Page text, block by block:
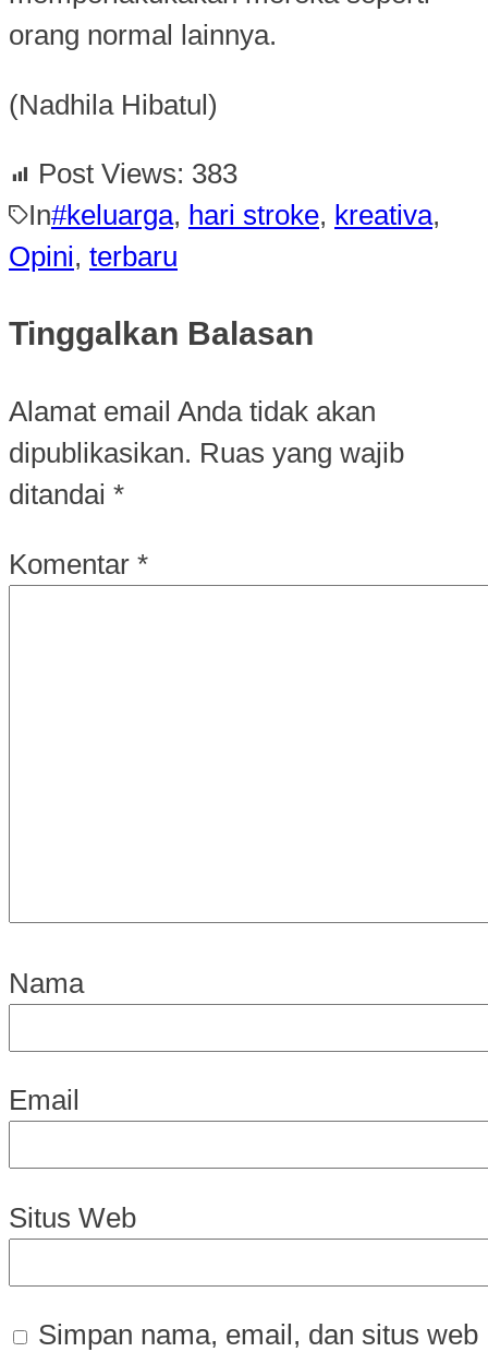
orang normal lainnya.
(Nadhila Hibatul)
Post Views: 383
In#keluarga, hari stroke, kreativa,
Opini, terbaru
Tinggalkan Balasan
Alamat email Anda tidak akan
dipublikasikan. Ruas yang wajib
ditandai *
Komentar *
Nama
Email
Situs Web
Simpan nama, email, dan situs web